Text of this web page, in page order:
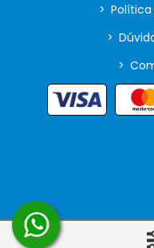
> Política
>
>
COPYRIGHT © Animamix